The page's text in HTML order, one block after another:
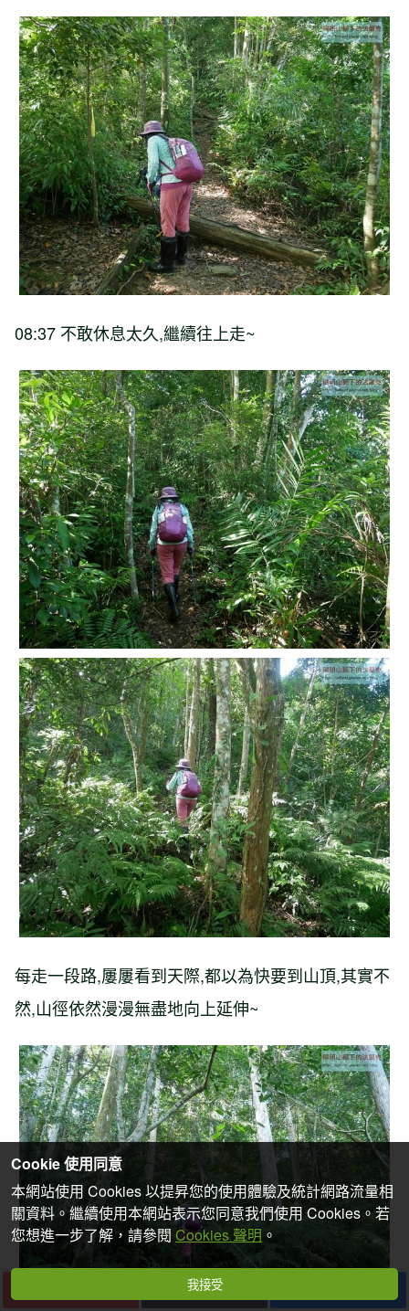
08:37 不敢休息太久,繼續往上走~
每走一段路,屢屢看到天際,都以為快要到山頂,其實不
然,山徑依然漫漫無盡地向上延伸~
下一篇
Cookie 使用同意
本網站使用 Cookies 以提昇您的使用體驗及統計網路流量相
關資料。繼續使用本網站表示您同意我們使用 Cookies。若
您想進一步了解，請參閱 Cookies 聲明 。
我接受